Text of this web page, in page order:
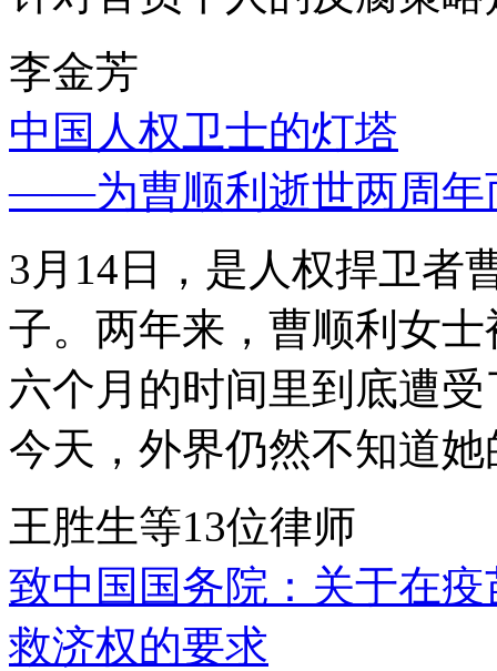
李金芳
中国人权卫士的灯塔
——为曹顺利逝世两周年
3月14日，是人权捍卫者
子。两年来，曹顺利女
六个月的时间里到底遭
今天，外界仍然不知道
王胜生等13位律师
致中国国务院：关于在
救济权的要求